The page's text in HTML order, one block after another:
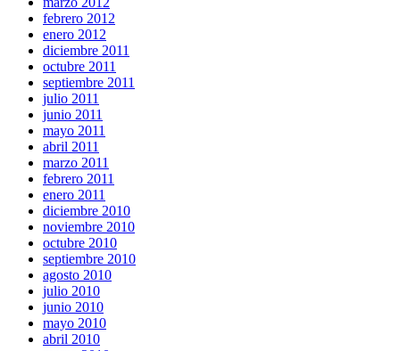
febrero 2012
enero 2012
diciembre 2011
octubre 2011
septiembre 2011
julio 2011
junio 2011
mayo 2011
abril 2011
marzo 2011
febrero 2011
enero 2011
diciembre 2010
noviembre 2010
octubre 2010
septiembre 2010
agosto 2010
julio 2010
junio 2010
mayo 2010
abril 2010